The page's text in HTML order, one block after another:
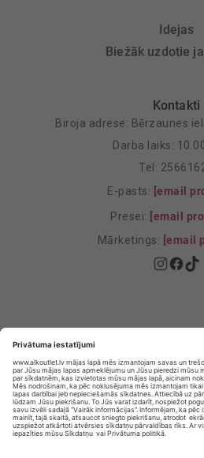
Idejas
Biežāk uzdotie
Kontakti
Biroja adrese: Bērzaunes
Darba laiks:
Tel:
E-pasts: [email
Presei: [email
Mārketings: [email
Privātuma
E-veikala